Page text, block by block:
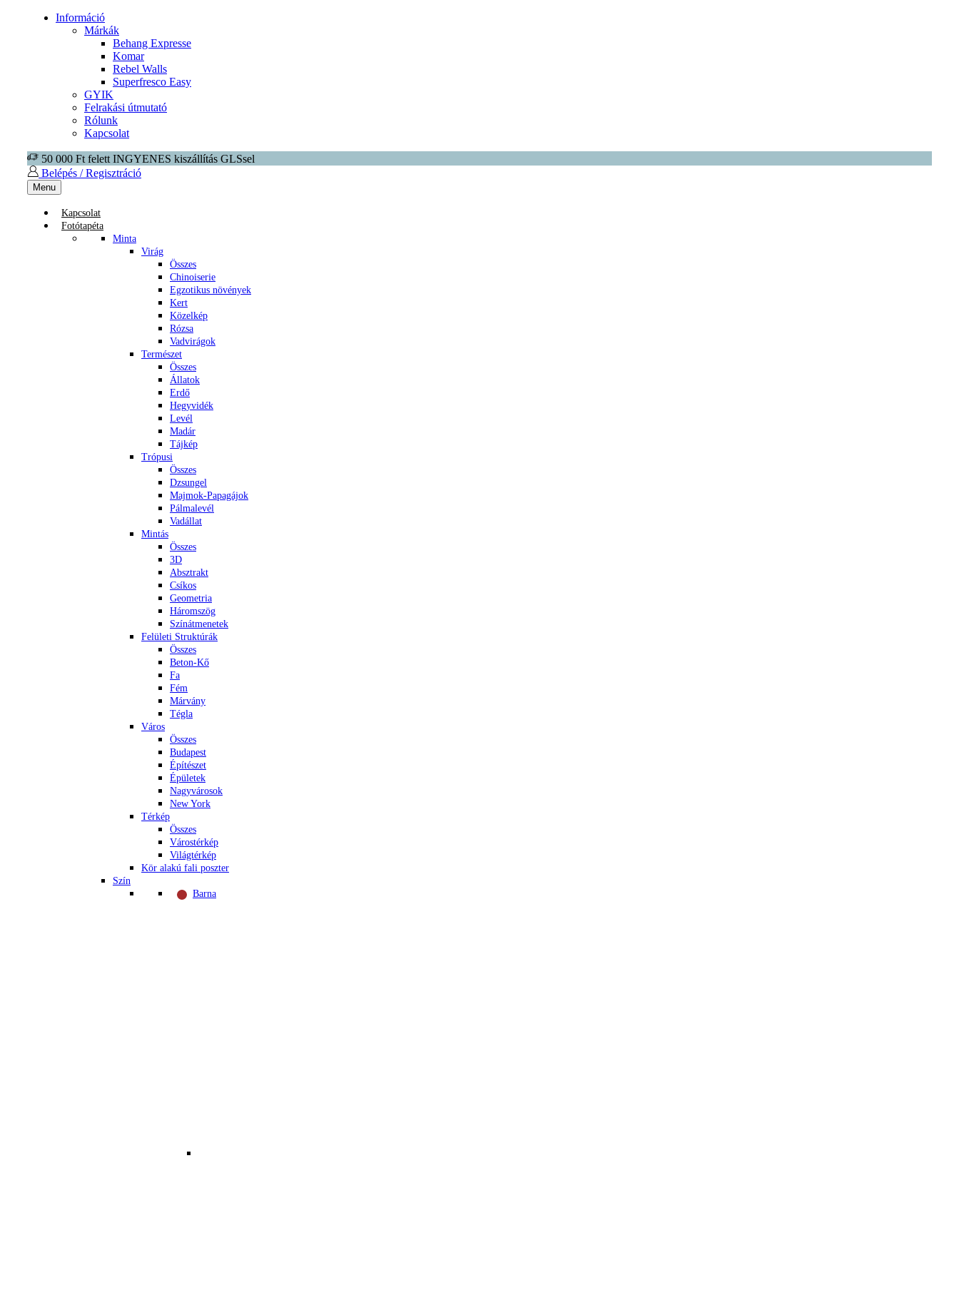
Információ
Márkák
Behang Expresse
Komar
Rebel Walls
Superfresco Easy
GYIK
Felrakási útmutató
Rólunk
Kapcsolat
50 000 Ft felett INGYENES kiszállítás GLSsel
Belépés / Regisztráció
Menu
Kapcsolat
Fotótapéta
Minta
Virág
Összes
Chinoiserie
Egzotikus növények
Kert
Közelkép
Rózsa
Vadvirágok
Természet
Összes
Állatok
Erdő
Hegyvidék
Levél
Madár
Tájkép
Trópusi
Összes
Dzsungel
Majmok-Papagájok
Pálmalevél
Vadállat
Mintás
Összes
3D
Absztrakt
Csíkos
Geometria
Háromszög
Színátmenetek
Felületi Struktúrák
Összes
Beton-Kő
Fa
Fém
Márvány
Tégla
Város
Összes
Budapest
Építészet
Épületek
Nagyvárosok
New York
Térkép
Összes
Várostérkép
Világtérkép
Kör alakú fali poszter
Szín
Barna